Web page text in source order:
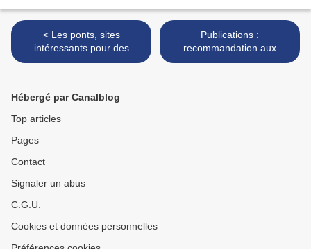
< Les ponts, sites
intéressants pour des
batteries de nichoirs
Publications :
recommandation aux
architectes et autres
Hébergé par Canalblog
Top articles
Pages
Contact
Signaler un abus
C.G.U.
Cookies et données personnelles